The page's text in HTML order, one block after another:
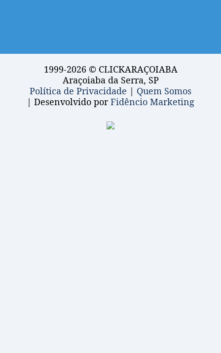
1999-2026 © CLICKARAÇOIABA
Araçoiaba da Serra, SP
Política de Privacidade | Quem Somos
| Desenvolvido porFidêncio Marketing